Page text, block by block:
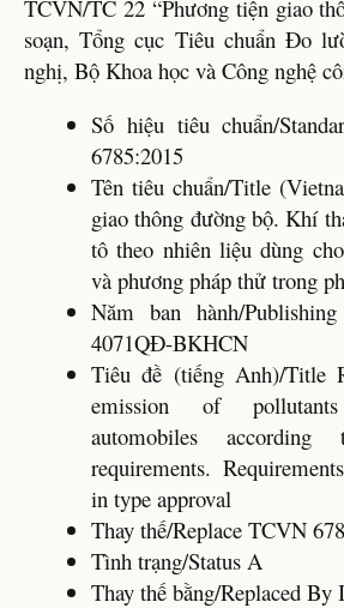
TCVN/TC 22 “Phương tiện giao
soạn, Tổng cục Tiêu chuẩn Đo
nghị, Bộ Khoa học và Công nghệ
Số hiệu tiêu chuẩn/
6785:2015
Tên tiêu chuẩn/Title
giao thông đường bộ. Khí
tô theo nhiên liệu dùng
và phương pháp thử trong
Năm ban hành/
4071QĐ-BKHCN
Tiêu đề (tiếng Anh)/Title
emission of
automobiles
requirements.
in type approval
Thay thế/Replace TCVN
Tình trạng/Status A
Thay thế bằng/Replaced By